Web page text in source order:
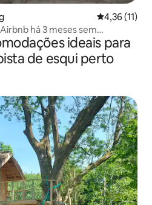
4,36 de uma
4,36 (11)
há 3 meses sem
ideais para
de esqui perto